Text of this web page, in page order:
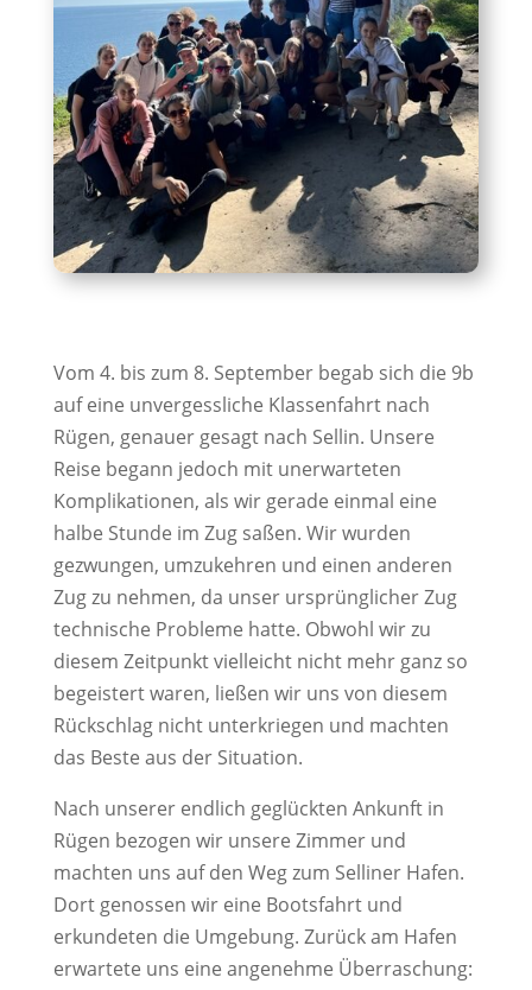
Vom 4. bis zum 8. September begab sich die 9b
auf eine unvergessliche Klassenfahrt nach
Rügen, genauer gesagt nach Sellin. Unsere
Reise begann jedoch mit unerwarteten
Komplikationen, als wir gerade einmal eine
halbe Stunde im Zug saßen. Wir wurden
gezwungen, umzukehren und einen anderen
Zug zu nehmen, da unser ursprünglicher Zug
technische Probleme hatte. Obwohl wir zu
diesem Zeitpunkt vielleicht nicht mehr ganz so
begeistert waren, ließen wir uns von diesem
Rückschlag nicht unterkriegen und machten
das Beste aus der Situation.
Nach unserer endlich geglückten Ankunft in
Rügen bezogen wir unsere Zimmer und
machten uns auf den Weg zum Selliner Hafen.
Dort genossen wir eine Bootsfahrt und
erkundeten die Umgebung. Zurück am Hafen
erwartete uns eine angenehme Überraschung: